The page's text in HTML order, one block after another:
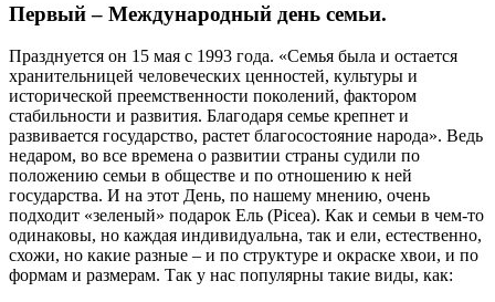
Первый – Международный день семьи.
Празднуется он 15 мая с 1993 года. «Семья была и остается
хранительницей человеческих ценностей, культуры и
исторической преемственности поколений, фактором
стабильности и развития. Благодаря семье крепнет и
развивается государство, растет благосостояние народа». Ведь
недаром, во все времена о развитии страны судили по
положению семьи в обществе и по отношению к ней
государства. И на этот День, по нашему мнению, очень
подходит «зеленый» подарок Ель (Picea). Как и семьи в чем-то
одинаковы, но каждая индивидуальна, так и ели, естественно,
схожи, но какие разные – и по структуре и окраске хвои, и по
формам и размерам. Так у нас популярны такие виды, как: